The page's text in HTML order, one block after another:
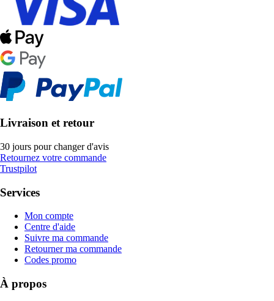
Livraison et retour
30 jours pour changer d'avis
Retournez votre commande
Trustpilot
Services
Mon compte
Centre d'aide
Suivre ma commande
Retourner ma commande
Codes promo
À propos